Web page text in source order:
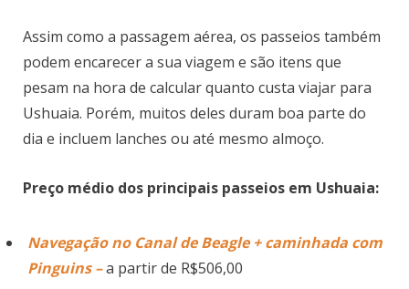
Assim como a passagem aérea, os passeios também
podem encarecer a sua viagem e são itens que
pesam na hora de calcular quanto custa viajar para
Ushuaia. Porém, muitos deles duram boa parte do
dia e incluem lanches ou até mesmo almoço.
Preço médio dos principais passeios em Ushuaia:
Navegação no Canal de Beagle + caminhada com
Pinguins –a partir de R$506,00